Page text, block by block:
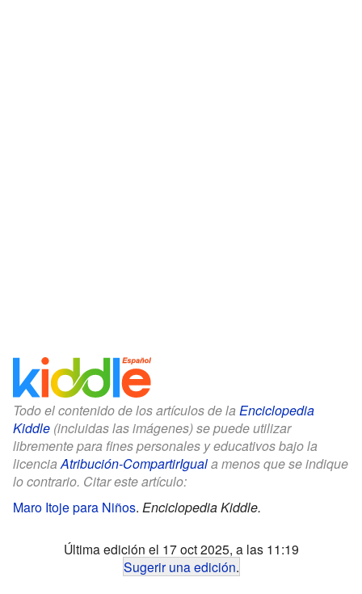
Todo el contenido de los artículos de la Enciclopedia
Kiddle (incluidas las imágenes) se puede utilizar
libremente para fines personales y educativos bajo la
licenciaAtribución-CompartirIguala menos que se indique
lo contrario. Citar este artículo:
Maro Itoje para Niños. Enciclopedia Kiddle.
Última edición el 17 oct 2025, a las 11:19
Sugerir una edición.